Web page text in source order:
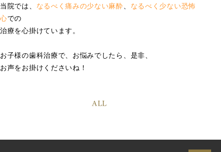
当院では、 なるべく痛みの少ない麻酔
なるべく少ない恐怖
心での
治療を心掛けています。
お子様の歯科治療で、お悩みでしたら、是非、
お声をお掛けくださいね！
ALL